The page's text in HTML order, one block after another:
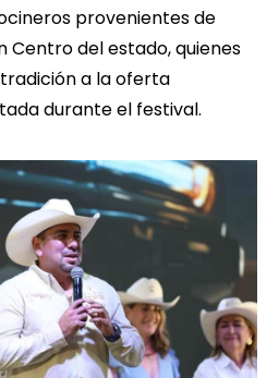
provenientes de
Centro del estado, quienes
a la oferta
durante el festival.